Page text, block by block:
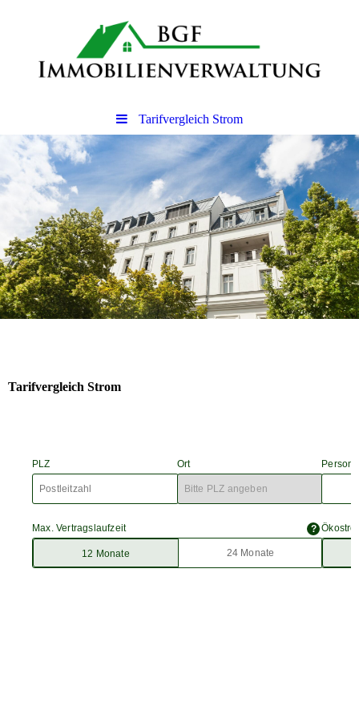
Tarifvergleich Strom
Tarifvergleich Strom